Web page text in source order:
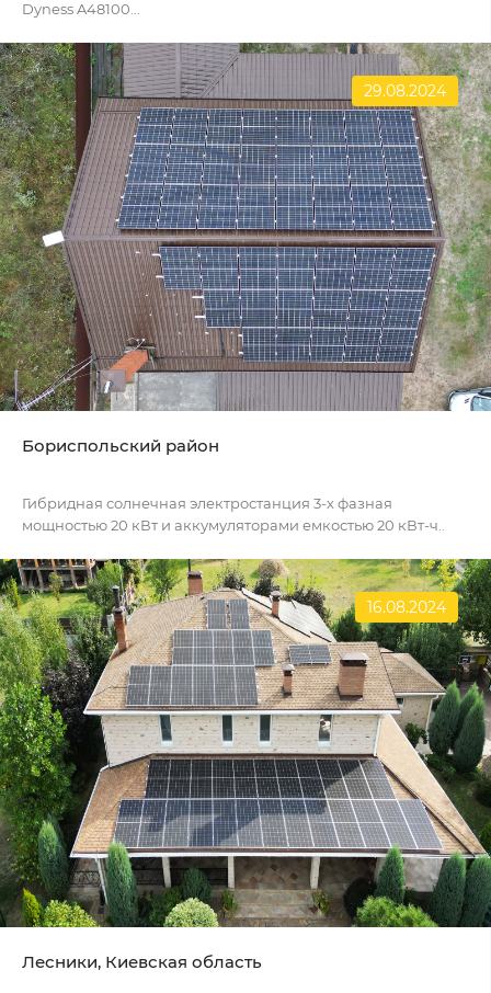
Dyness A48100...
29.08.2024
Бориспольский район
Гибридная солнечная электростанция 3-х фазная
мощностью 20 кВт и аккумуляторами емкостью 20 кВт-ч..
16.08.2024
Лесники, Киевская область